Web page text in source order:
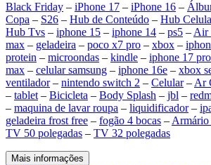
Black Friday – iPhone 17 – iPhone 16 –
Copa – S26 – Hub de Conteúdo – Hub
Hub Tvs – iphone 15 – iphone 14 – ps5 – Air
max – geladeira – poco x7 pro – xbox –
protein – microondas – kindle – iphone 17
max – celular samsung – iphone 16e – xbox
ventilador– nintendo switch 2 – Celular– Ar
– tablet – Bicicleta – Body Splash – jbl –
– maquina de lavar roupa – liquidificador–
geladeira frost free – fogão 4 bocas – Armário
TV 50 polegadas – TV 32 polegadas
Mais informações